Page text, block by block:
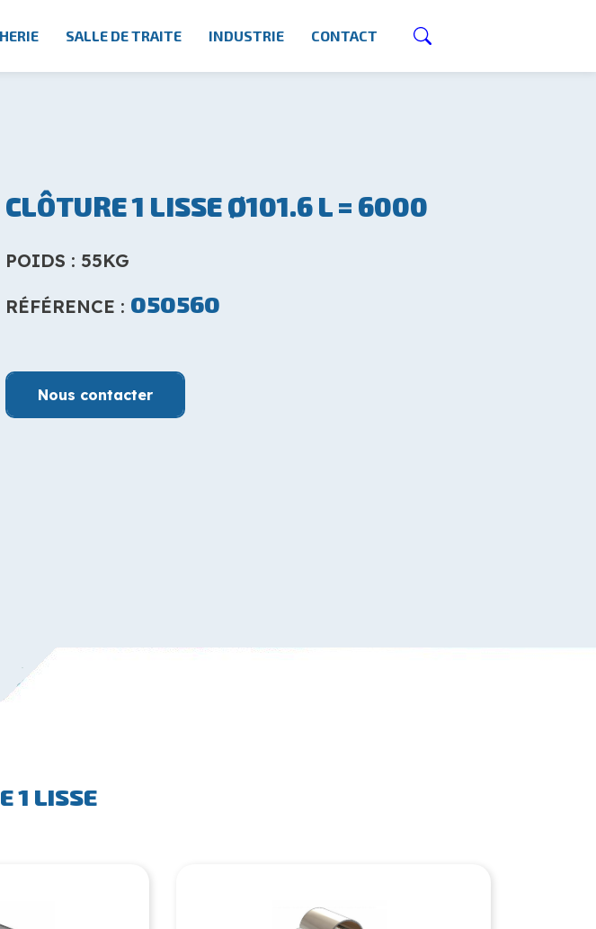
SALLE DE TRAITE INDUSTRIE CONTACT
CLÔTURE 1 LISSE Ø101.6 L = 6000
POIDS : 55KG
RÉFÉRENCE : 050560
Nous contacter
1 LISSE